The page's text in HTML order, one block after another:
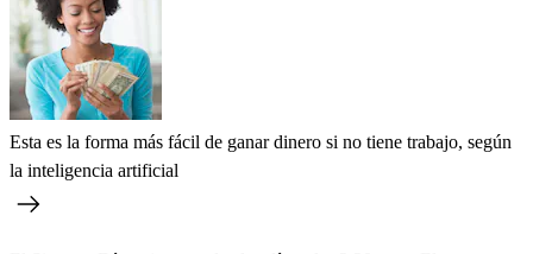
Esta es la forma más fácil de ganar dinero si no tiene trabajo, según
la inteligencia artificial